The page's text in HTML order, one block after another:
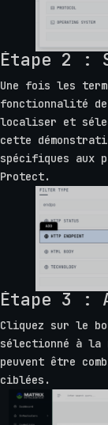
Étape 2 :
Une fois les
fonctionnalité
localiser et
cette
spécifiques aux
Protect.
Étape 3 :
Cliquez sur le
sélectionné à
peuvent être
ciblées.